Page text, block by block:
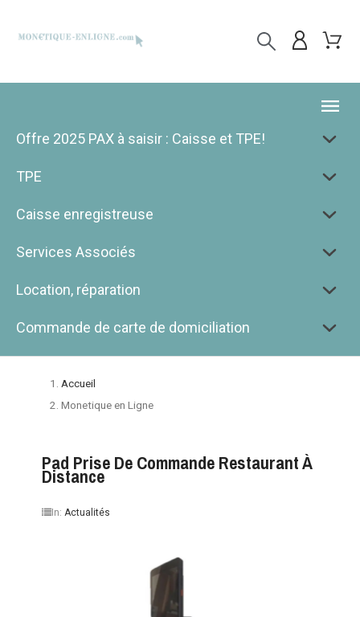
Offre 2025 PAX à saisir : Caisse et TPE!
TPE
Caisse enregistreuse
Services Associés
Location, réparation
Commande de carte de domiciliation
Accueil
Monetique en Ligne
Pad Prise De Commande Restaurant À
Distance
In:Actualités